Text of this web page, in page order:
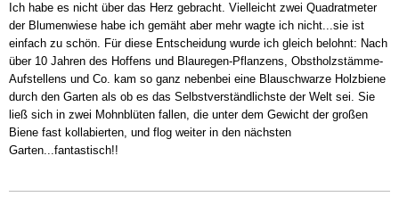
lang
ersehnter
Gast
und
dumm
gelaufen
Ich habe es nicht über das Herz gebracht. Vielleicht zwei Quadratmeter
der Blumenwiese habe ich gemäht aber mehr wagte ich nicht...sie ist
einfach zu schön. Für diese Entscheidung wurde ich gleich belohnt: Nach
über 10 Jahren des Hoffens und Blauregen-Pflanzens, Obstholzstämme-
Aufstellens und Co. kam so ganz nebenbei eine Blauschwarze Holzbiene
durch den Garten als ob es das Selbstverständlichste der Welt sei. Sie
ließ sich in zwei Mohnblüten fallen, die unter dem Gewicht der großen
Biene fast kollabierten, und flog weiter in den nächsten
Garten...fantastisch!!